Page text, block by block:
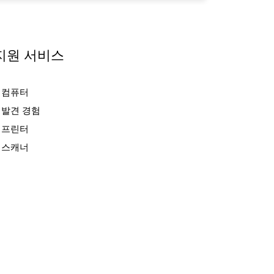
원 서비스
컴퓨터
발견 경험
프린터
스캐너